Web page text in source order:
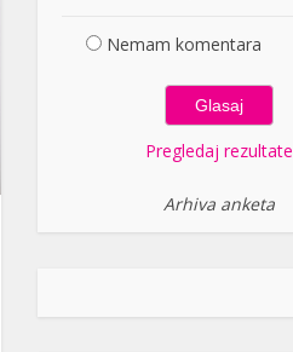
Nemam komentara
Pregledaj rezultate
Arhiva anketa